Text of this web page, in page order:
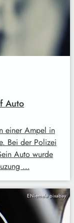
Auto
einer Ampel in
Bei der Polizei
Auto wurde
…
ENiemela pixabay